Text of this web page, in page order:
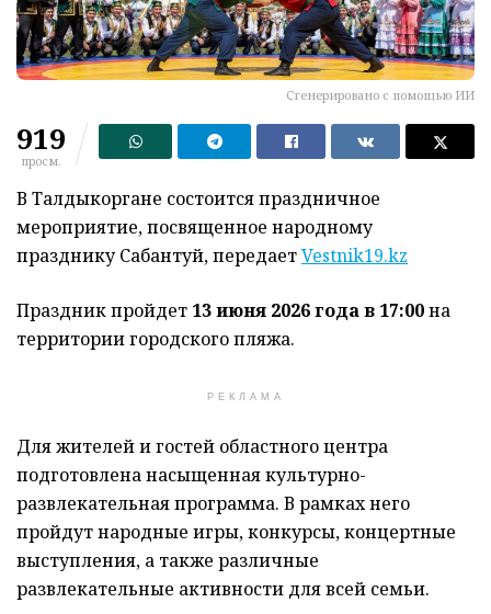
Сгенерировано с помощью ИИ
919
просм.
В Талдыкоргане состоится праздничное
мероприятие, посвященное народному
празднику Сабантуй, передаетVestnik19.kz
Праздник пройдет 13 июня 2026 года в 17:00на
территории городского пляжа.
РЕКЛАМА
Для жителей и гостей областного центра
подготовлена насыщенная культурно-
развлекательная программа. В рамках него
пройдут народные игры, конкурсы, концертные
выступления, а также различные
развлекательные активности для всей семьи.